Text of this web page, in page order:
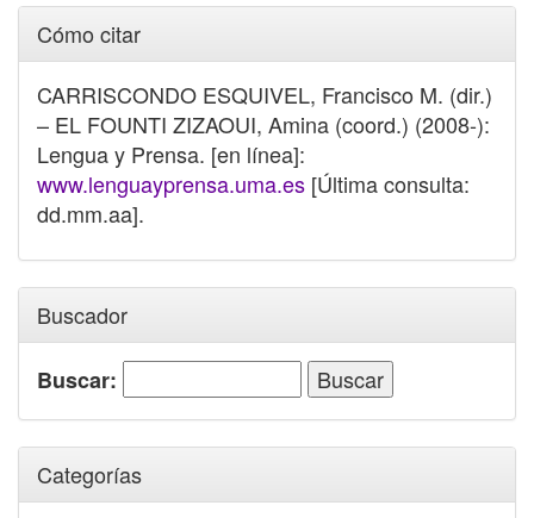
Cómo citar
CARRISCONDO ESQUIVEL, Francisco M. (dir.)
– EL FOUNTI ZIZAOUI, Amina (coord.) (2008-):
Lengua y Prensa. [en línea]:
www.lenguayprensa.uma.es [Última consulta:
dd.mm.aa].
Buscador
Buscar:
Categorías